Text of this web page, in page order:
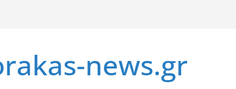
news.gr